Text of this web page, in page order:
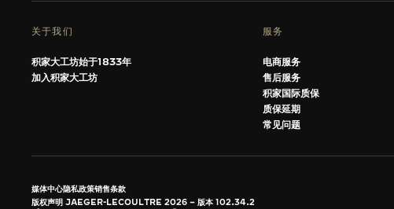
关于我们
积家大工坊始于1833年
加入积家大工坊
服务
电商服务
售后服务
积家国际质保
质保延期
常见问题
媒体中心隐私政策销售条款
版权声明 JAEGER-LECOULTRE 2026
版本 102.34.2